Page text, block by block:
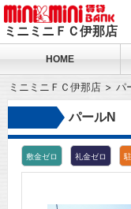
ミニミニＦＣ伊那店
HOME
ミニミニＦＣ伊那店 パ
パールN
敷金ゼロ 礼金ゼロ